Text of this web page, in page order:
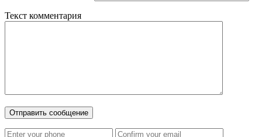
Текст комментария